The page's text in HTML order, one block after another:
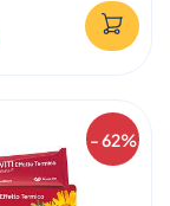
- 62%